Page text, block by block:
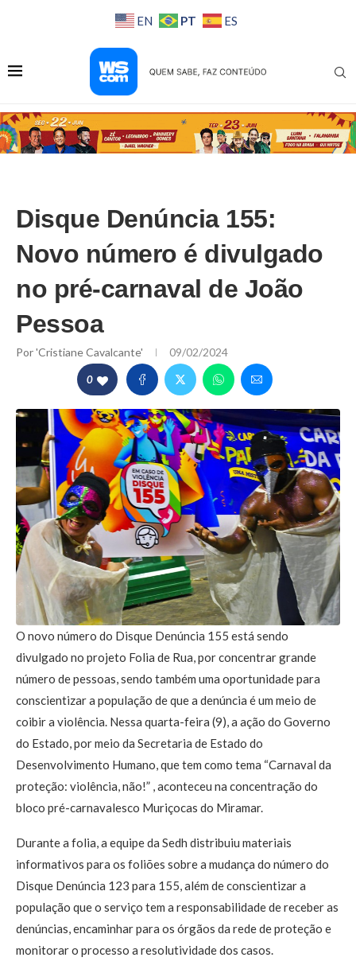
EN PT ES
Disque Denúncia 155:
Novo número é divulgado
no pré-carnaval de João
Pessoa
Por'Cristiane Cavalcante' 09/02/2024
0
O novo número do Disque Denúncia 155 está sendo
divulgado no projeto Folia de Rua, por concentrar grande
número de pessoas, sendo também uma oportunidade para
conscientizar a população de que a denúncia é um meio de
coibir a violência. Nessa quarta-feira (9), a ação do Governo
do Estado, por meio da Secretaria de Estado do
Desenvolvimento Humano, que tem como tema “Carnaval da
proteção: violência, não!” , aconteceu na concentração do
bloco pré-carnavalesco Muriçocas do Miramar.
Durante a folia, a equipe da Sedh distribuiu materiais
informativos para os foliões sobre a mudança do número do
Disque Denúncia 123 para 155, além de conscientizar a
população que o serviço tem a responsabilidade de receber as
denúncias, encaminhar para os órgãos da rede de proteção e
monitorar o processo a resolutividade dos casos.